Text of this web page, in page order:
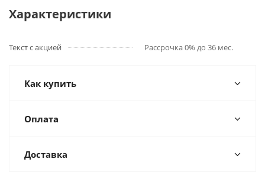
Характеристики
Текст с акцией Рассрочка 0% до 36 мес.
Как купить
Оплата
Доставка